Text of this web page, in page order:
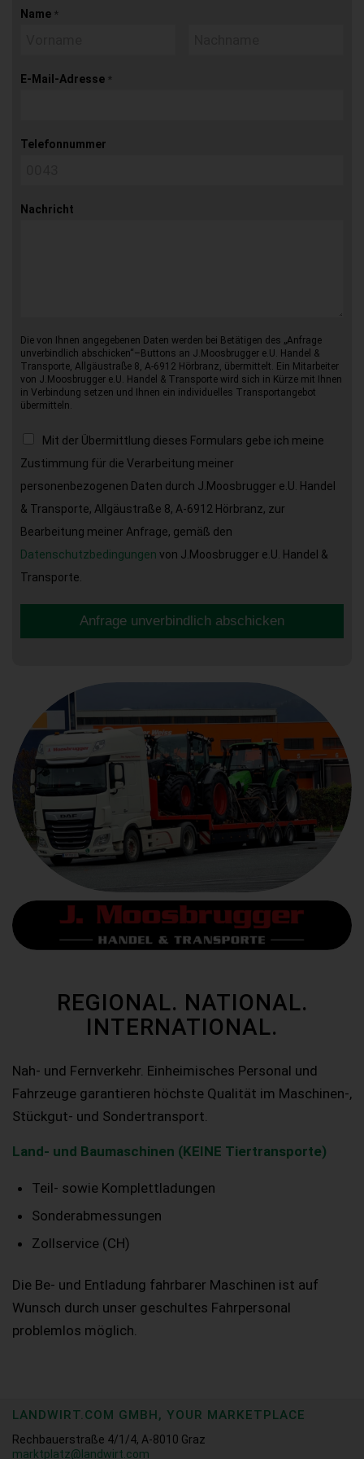
Name *
E-Mail-Adresse *
Telefonnummer
Nachricht
Die von Ihnen angegebenen Daten werden bei Betätigen des „Anfrage
unverbindlich abschicken“–Buttons an J.Moosbrugger e.U. Handel &
Transporte, Allgäustraße 8, A-6912 Hörbranz, übermittelt. Ein Mitarbeiter
von J.Moosbrugger e.U. Handel & Transporte wird sich in Kürze mit Ihnen
in Verbindung setzen und Ihnen ein individuelles Transportangebot
übermitteln.
Mit der Übermittlung dieses Formulars gebe ich meine
Zustimmung für die Verarbeitung meiner
personenbezogenen Daten durch J.Moosbrugger e.U. Handel
& Transporte, Allgäustraße 8, A-6912 Hörbranz, zur
Bearbeitung meiner Anfrage, gemäß den
Datenschutzbedingungen von J.Moosbrugger e.U. Handel &
Transporte.
Anfrage unverbindlich abschicken
REGIONAL. NATIONAL.
INTERNATIONAL.
Nah- und Fernverkehr. Einheimisches Personal und
Fahrzeuge garantieren höchste Qualität im Maschinen-,
Stückgut- und Sondertransport.
Land- und Baumaschinen (KEINE Tiertransporte)
Teil- sowie Komplettladungen
Sonderabmessungen
Zollservice (CH)
Die Be- und Entladung fahrbarer Maschinen ist auf
Wunsch durch unser geschultes Fahrpersonal
problemlos möglich.
LANDWIRT.COM GMBH, YOUR MARKETPLACE
Rechbauerstraße 4/1/4, A-8010 Graz
marktplatz@landwirt.com